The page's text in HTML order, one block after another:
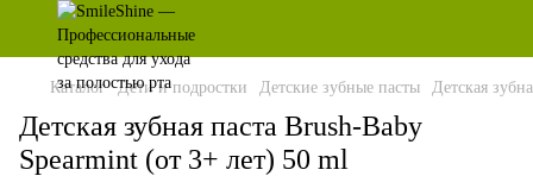
Каталог Дети и подростки Детские зубные пасты Детская
Детская зубная паста Brush-Baby
Spearmint (от 3+ лет) 50 ml